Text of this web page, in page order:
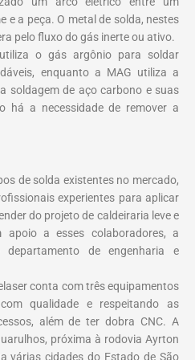
e a peça. O metal de solda, nestes
pelo fluxo do gás inerte ou ativo.
o gás argônio para soldar
enquanto a MAG utiliza a
soldagem de aço carbono e suas
há a necessidade de remover a
de solda existentes no mercado,
experientes para aplicar
do projeto de caldeiraria leve e
apoio a esses colaboradores, a
de engenharia e
conta com três equipamentos
qualidade e respeitando as
além de ter dobra CNC. A
próxima à rodovia Ayrton
várias cidades do Estado de São